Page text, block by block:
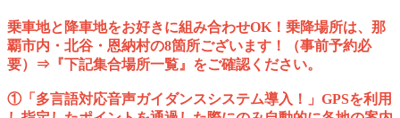
乗車地と降車地をお好きに組み合わせOK！乗降場所は、那
覇市内・北谷・恩納村の8箇所ございます！（事前予約必
要）⇒『下記集合場所一覧』をご確認ください。
①「多言語対応音声ガイダンスシステム導入！」GPSを利用